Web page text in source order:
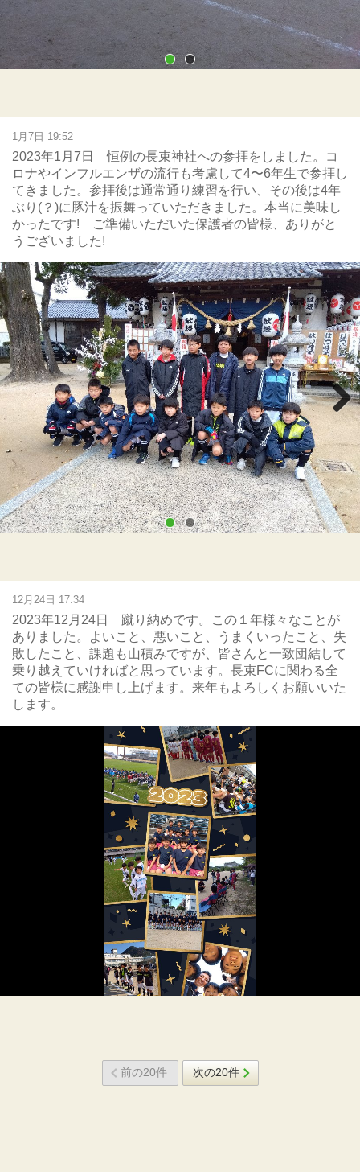
1月7日 19:52
2023年1月7日 恒例の長束神社への参拝をしました。コ
ロナやインフルエンザの流行も考慮して4〜6年生で参拝し
てきました。参拝後は通常通り練習を行い、その後は4年
ぶり(？)に豚汁を振舞っていただきました。本当に美味し
かったです! ご準備いただいた保護者の皆様、ありがと
うございました!
Next
12月24日 17:34
2023年12月24日 蹴り納めです。この１年様々なことが
ありました。よいこと、悪いこと、うまくいったこと、失
敗したこと、課題も山積みですが、皆さんと一致団結して
乗り越えていければと思っています。長束FCに関わる全
ての皆様に感謝申し上げます。来年もよろしくお願いいた
します。
前の20件 次の20件